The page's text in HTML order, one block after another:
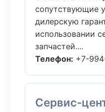
сопутствующие
дилерскую
использовании
запчастей....
Телефон: +7-
Сервис-